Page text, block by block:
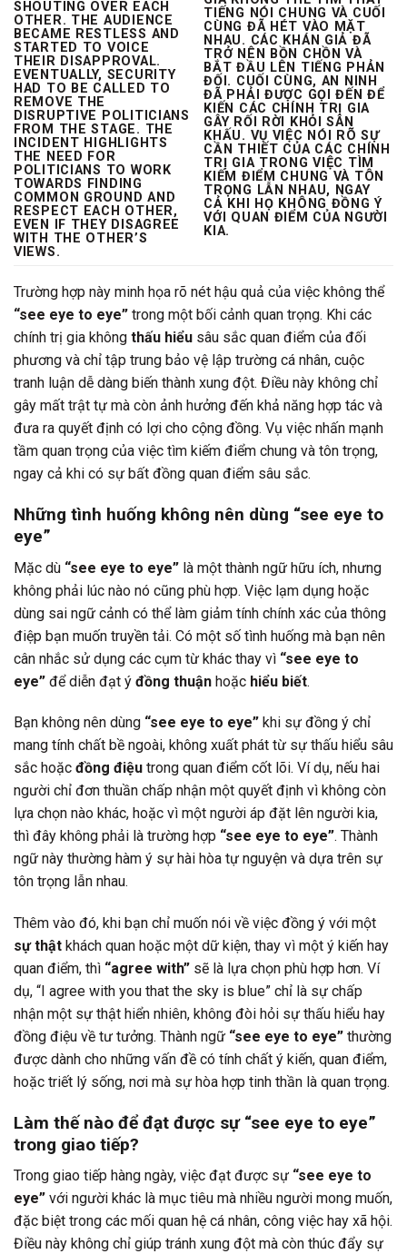
SHOUTING OVER EACH
OTHER. THE AUDIENCE
BECAME RESTLESS AND
STARTED TO VOICE
THEIR DISAPPROVAL.
EVENTUALLY, SECURITY
HAD TO BE CALLED TO
REMOVE THE
DISRUPTIVE POLITICIANS
FROM THE STAGE. THE
INCIDENT HIGHLIGHTS
THE NEED FOR
POLITICIANS TO WORK
TOWARDS FINDING
COMMON GROUND AND
RESPECT EACH OTHER,
EVEN IF THEY DISAGREE
WITH THE OTHER’S
VIEWS.
TIẾNG NÓI CHUNG VÀ CUỐI
CÙNG ĐÃ HÉT VÀO MẶT
NHAU. CÁC KHÁN GIẢ ĐÃ
TRỞ NÊN BỒN CHỒN VÀ
BẮT ĐẦU LÊN TIẾNG PHẢN
ĐỐI. CUỐI CÙNG, AN NINH
ĐÃ PHẢI ĐƯỢC GỌI ĐẾN ĐỂ
KIẾN CÁC CHÍNH TRỊ GIA
GÂY RỐI RỜI KHỎI SÂN
KHẤU. VỤ VIỆC NÓI RÕ SỰ
CẦN THIẾT CỦA CÁC CHÍNH
TRỊ GIA TRONG VIỆC TÌM
KIẾM ĐIỂM CHUNG VÀ TÔN
TRỌNG LẪN NHAU, NGAY
CẢ KHI HỌ KHÔNG ĐỒNG Ý
VỚI QUAN ĐIỂM CỦA NGƯỜI
KIA.
Trường hợp này minh họa rõ nét hậu quả của việc không thể
“see eye to eye” trong một bối cảnh quan trọng. Khi các
chính trị gia không thấu hiểu sâu sắc quan điểm của đối
phương và chỉ tập trung bảo vệ lập trường cá nhân, cuộc
tranh luận dễ dàng biến thành xung đột. Điều này không chỉ
gây mất trật tự mà còn ảnh hưởng đến khả năng hợp tác và
đưa ra quyết định có lợi cho cộng đồng. Vụ việc nhấn mạnh
tầm quan trọng của việc tìm kiếm điểm chung và tôn trọng,
ngay cả khi có sự bất đồng quan điểm sâu sắc.
Những tình huống không nên dùng “see eye to
eye”
Mặc dù “see eye to eye” là một thành ngữ hữu ích, nhưng
không phải lúc nào nó cũng phù hợp. Việc lạm dụng hoặc
dùng sai ngữ cảnh có thể làm giảm tính chính xác của thông
điệp bạn muốn truyền tải. Có một số tình huống mà bạn nên
cân nhắc sử dụng các cụm từ khác thay vì “see eye to
eye” để diễn đạt ý đồng thuận hoặc hiểu biết.
Bạn không nên dùng “see eye to eye” khi sự đồng ý chỉ
mang tính chất bề ngoài, không xuất phát từ sự thấu hiểu sâu
sắc hoặc đồng điệu trong quan điểm cốt lõi. Ví dụ, nếu hai
người chỉ đơn thuần chấp nhận một quyết định vì không còn
lựa chọn nào khác, hoặc vì một người áp đặt lên người kia,
thì đây không phải là trường hợp “see eye to eye”. Thành
ngữ này thường hàm ý sự hài hòa tự nguyện và dựa trên sự
tôn trọng lẫn nhau.
Thêm vào đó, khi bạn chỉ muốn nói về việc đồng ý với một
sự thật khách quan hoặc một dữ kiện, thay vì một ý kiến hay
quan điểm, thì “agree with” sẽ là lựa chọn phù hợp hơn. Ví
dụ, “I agree with you that the sky is blue” chỉ là sự chấp
nhận một sự thật hiển nhiên, không đòi hỏi sự thấu hiểu hay
đồng điệu về tư tưởng. Thành ngữ “see eye to eye” thường
được dành cho những vấn đề có tính chất ý kiến, quan điểm,
hoặc triết lý sống, nơi mà sự hòa hợp tinh thần là quan trọng.
Làm thế nào để đạt được sự “see eye to eye”
trong giao tiếp?
Trong giao tiếp hàng ngày, việc đạt được sự “see eye to
eye” với người khác là mục tiêu mà nhiều người mong muốn,
đặc biệt trong các mối quan hệ cá nhân, công việc hay xã hội.
Điều này không chỉ giúp tránh xung đột mà còn thúc đẩy sự